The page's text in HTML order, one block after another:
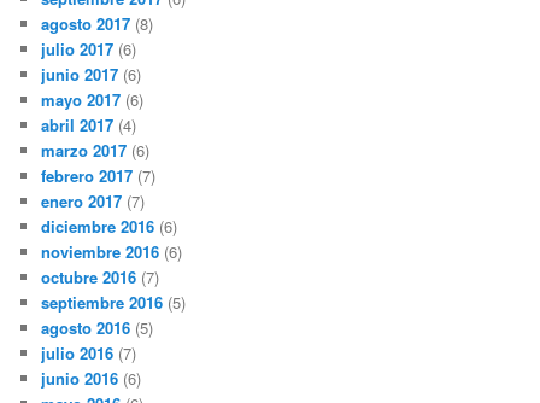
agosto 2017 (8)
julio 2017 (6)
junio 2017 (6)
mayo 2017 (6)
abril 2017 (4)
marzo 2017 (6)
febrero 2017 (7)
enero 2017 (7)
diciembre 2016 (6)
noviembre 2016 (6)
octubre 2016 (7)
septiembre 2016 (5)
agosto 2016 (5)
julio 2016 (7)
junio 2016 (6)